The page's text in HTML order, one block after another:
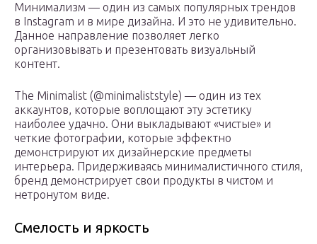
Минимализм — один из самых популярных трендов
в Instagram и в мире дизайна. И это не удивительно.
Данное направление позволяет легко
организовывать и презентовать визуальный
контент.
The Minimalist (@minimaliststyle) — один из тех
аккаунтов, которые воплощают эту эстетику
наиболее удачно. Они выкладывают «чистые» и
четкие фотографии, которые эффектно
демонстрируют их дизайнерские предметы
интерьера. Придерживаясь минималистичного стиля,
бренд демонстрирует свои продукты в чистом и
нетронутом виде.
Смелость и яркость